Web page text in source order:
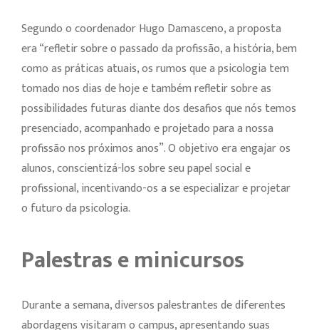
Segundo o coordenador Hugo Damasceno, a proposta
era “refletir sobre o passado da profissão, a história, bem
como as práticas atuais, os rumos que a psicologia tem
tomado nos dias de hoje e também refletir sobre as
possibilidades futuras diante dos desafios que nós temos
presenciado, acompanhado e projetado para a nossa
profissão nos próximos anos”. O objetivo era engajar os
alunos, conscientizá-los sobre seu papel social e
profissional, incentivando-os a se especializar e projetar
o futuro da psicologia.
Palestras e minicursos
Durante a semana, diversos palestrantes de diferentes
abordagens visitaram o campus, apresentando suas